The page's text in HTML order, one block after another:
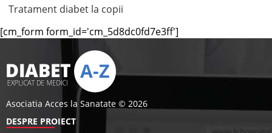
Tratament diabet la copii
[cm_form form_id='cm_5d8dc0fd7e3ff']
Asociatia Acces la Sanatate © 2026
DESPRE PROIECT